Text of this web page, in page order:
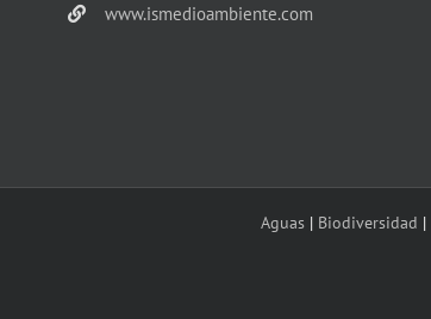
www.ismedioambiente.com
Aguas| Biodiversidad |